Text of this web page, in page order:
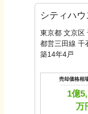
シティハ
東京都 文京区
都営三田線 千
築14年4戸
売却価格相
1億
万